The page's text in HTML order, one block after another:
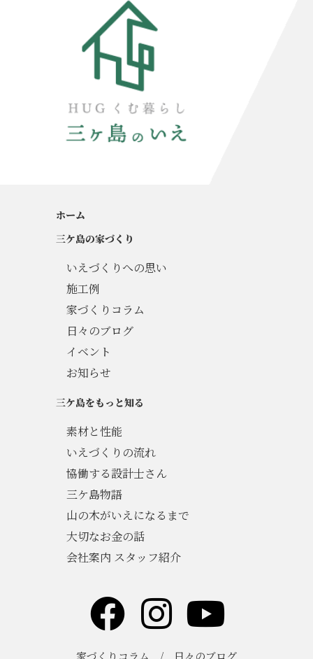
ホーム
三ケ島の家づくり
いえづくりへの思い
施工例
家づくりコラム
日々のブログ
イベント
お知らせ
三ケ島をもっと知る
素材と性能
いえづくりの流れ
協働する設計士さん
三ケ島物語
山の木がいえになるまで
大切なお金の話
会社案内 スタッフ紹介
家づくりコラム / 日々のブログ